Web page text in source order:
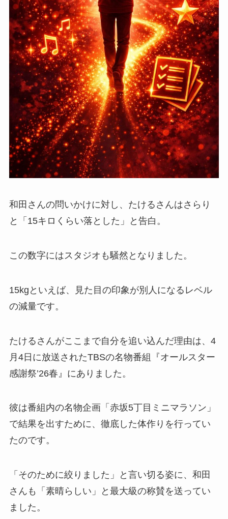
和田さんの問いかけに対し、たけるさんはさらり
と「15キロくらい落とした」と告白。
この数字にはスタジオも騒然となりました。
15kgといえば、見た目の印象が別人になるレベル
の減量です。
たけるさんがここまで自分を追い込んだ理由は、4
月4日に放送されたTBSの名物番組『オールスター
感謝祭’26春』にありました。
彼は番組内の名物企画「赤坂5丁目ミニマラソン」
で結果を出すために、徹底した体作りを行ってい
たのです。
「そのために絞りました」と言い切る姿に、和田
さんも「素晴らしい」と最大級の称賛を送ってい
ました。